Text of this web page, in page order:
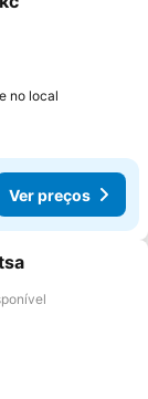
no local
Ver preços